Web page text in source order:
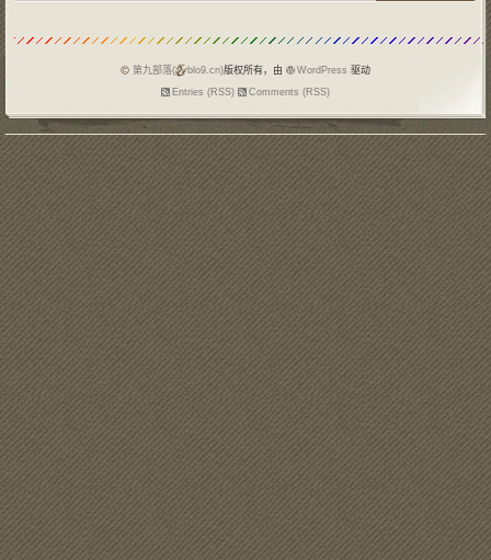
第九部落( blo9.cn)版权所有，由 WordPress 驱动
Entries (RSS)
Comments (RSS)